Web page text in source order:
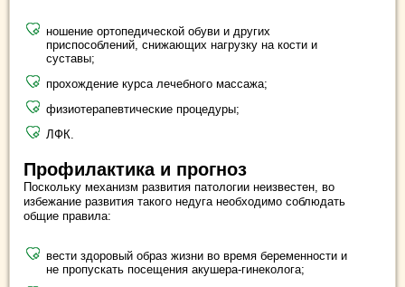
ношение ортопедической обуви и других
приспособлений, снижающих нагрузку на кости и
суставы;
прохождение курса лечебного массажа;
физиотерапевтические процедуры;
ЛФК.
Профилактика и прогноз
Поскольку механизм развития патологии неизвестен, во
избежание развития такого недуга необходимо соблюдать
общие правила:
вести здоровый образ жизни во время беременности и
не пропускать посещения акушера-гинеколога;